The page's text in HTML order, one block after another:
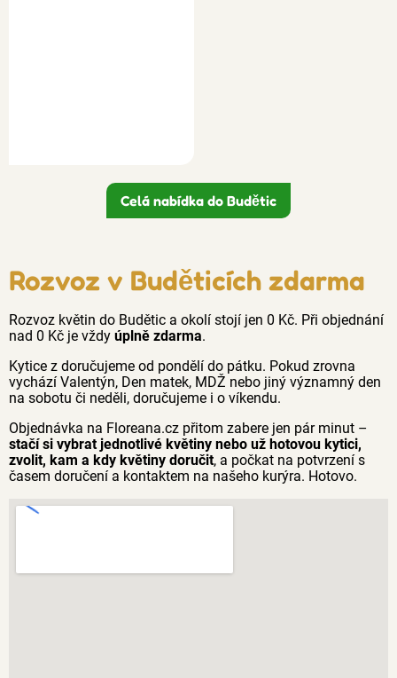
Celá nabídka do Budětic
Rozvoz v Buděticích zdarma
Rozvoz květin do Budětic a okolí stojí jen 0 Kč. Při objednání
nad 0 Kč je vždy úplně zdarma.
Kytice z doručujeme od pondělí do pátku. Pokud zrovna
vychází Valentýn, Den matek, MDŽ nebo jiný významný den
na sobotu či neděli, doručujeme i o víkendu.
Objednávka na Floreana.cz přitom zabere jen pár minut –
stačí si vybrat jednotlivé květiny nebo už hotovou kytici,
zvolit, kam a kdy květiny doručit, a počkat na potvrzení s
časem doručení a kontaktem na našeho kurýra. Hotovo.